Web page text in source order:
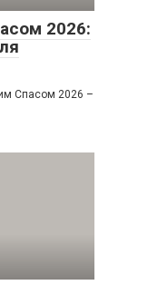
2026:
Спасом 2026 –